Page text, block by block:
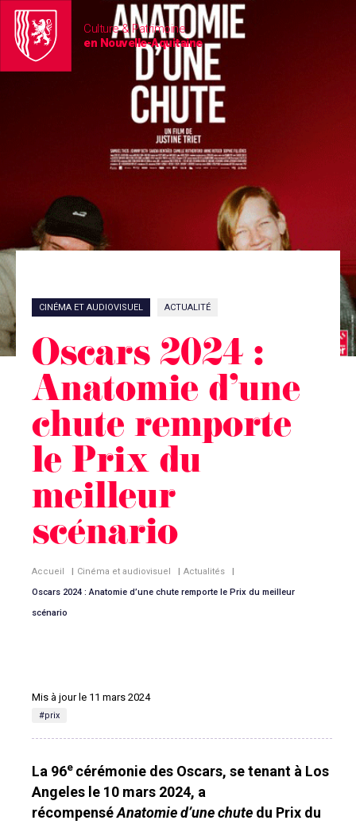
Culture & Patrimoine
en Nouvelle-Aquitaine
CINÉMA ET AUDIOVISUEL ACTUALITÉ
Oscars 2024 :
Anatomie d’une
chute remporte
le Prix du
meilleur
scénario
Accueil | Cinéma et audiovisuel | Actualités
|
Oscars 2024 : Anatomie d’une chute remporte le Prix du meilleur
scénario
Mis à jour le 11 mars 2024
#prix
La 96e cérémonie des Oscars, se tenant à Los
Angeles le 10 mars 2024, a
récompenséAnatomie d’une chute du Prix du